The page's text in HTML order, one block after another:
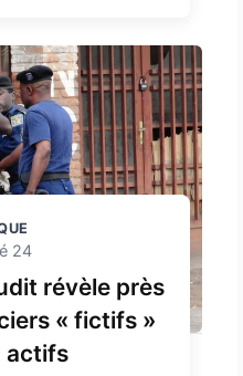
24
révèle près
« fictifs »
actifs